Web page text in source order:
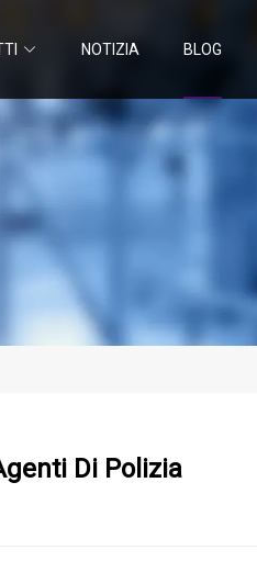
NOTIZIA BLOG
Di Polizia